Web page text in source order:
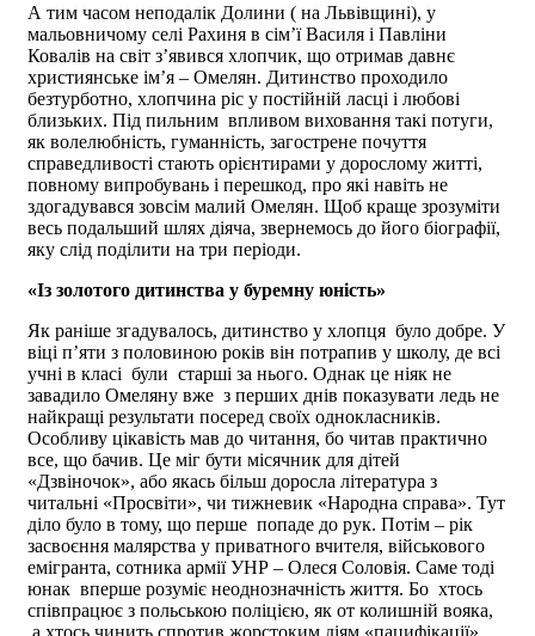
А тим часом неподалік Долини ( на Львівщині), у
мальовничому селі Рахиня в сім’ї Василя і Павліни
Ковалів на світ з’явився хлопчик, що отримав давнє
християнське ім’я – Омелян. Дитинство проходило
безтурботно, хлопчина ріс у постійній ласці і любові
близьких. Під пильним впливом виховання такі потуги,
як волелюбність, гуманність, загострене почуття
справедливості стають орієнтирами у дорослому житті,
повному випробувань і перешкод, про які навіть не
здогадувався зовсім малий Омелян. Щоб краще зрозуміти
весь подальший шлях діяча, звернемось до його біографії,
яку слід поділити на три періоди.
«Із золотого дитинства у буремну юність»
Як раніше згадувалось, дитинство у хлопця було добре. У
віці п’яти з половиною років він потрапив у школу, де всі
учні в класі були старші за нього. Однак це ніяк не
завадило Омеляну вже з перших днів показувати ледь не
найкращі результати посеред своїх однокласників.
Особливу цікавість мав до читання, бо читав практично
все, що бачив. Це міг бути місячник для дітей
«Дзвіночок», або якась більш доросла література з
читальні «Просвіти», чи тижневик «Народна справа». Тут
діло було в тому, що перше попаде до рук. Потім – рік
засвоєння малярства у приватного вчителя, військового
емігранта, сотника армії УНР – Олеся Соловія. Саме тоді
юнак вперше розуміє неоднозначність життя. Бо хтось
співпрацює з польською поліцією, як от колишній вояка,
а хтось чинить спротив жорстоким діям «пацифікації»,